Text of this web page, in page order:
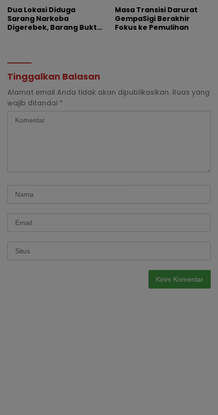
Mengaji
Dua Lokasi Diduga
Sarang Narkoba
Digerebek, Barang Bukti
Masa Transisi Darurat
GempaSigi Berakhir
Fokus ke Pemulihan
Tinggalkan Balasan
Alamat email Anda tidak akan dipublikasikan. Ruas yang
wajib ditandai *